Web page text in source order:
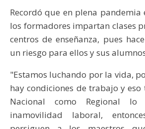
Recordó que en plena
los formadores impartan clases
centros de enseñanza, pues
un riesgo para ellos y sus
"Estamos luchando por la vida,
hay condiciones de trabajo y eso
Nacional como Regional
inamovilidad laboral,